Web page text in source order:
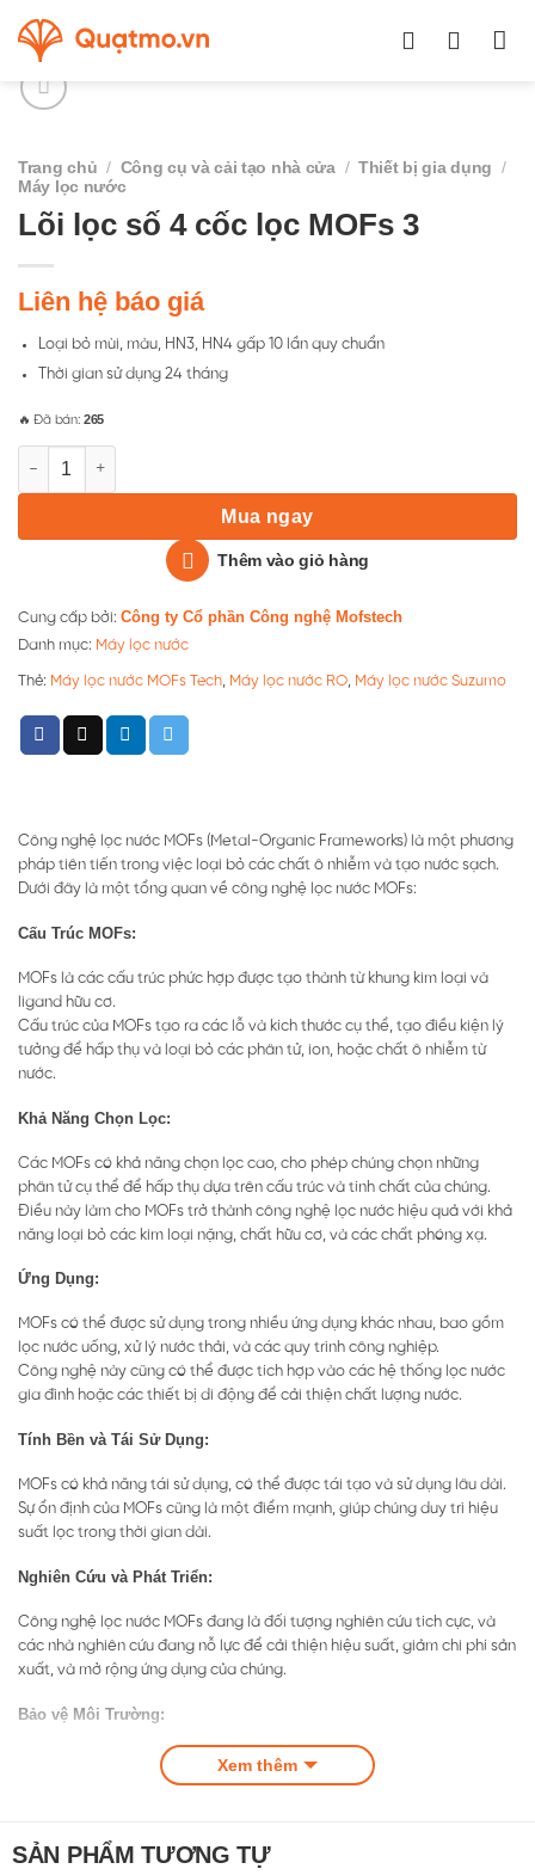
đến
dung
Trang chủ / Công cụ và cải tạo nhà cửa / Thiết bị gia dụng /
Máy lọc nước
Lõi lọc số 4 cốc lọc MOFs 3
Liên hệ báo giá
Loại bỏ mùi, màu, HN3, HN4 gấp 10 lần quy chuẩn
Thời gian sử dụng 24 tháng
🔥 Đã bán: 265
Lõi lọc số 4 cốc lọc MOFs 3 số lượng
Mua ngay
Thêm vào giỏ hàng
Cung cấp bởi: Công ty Cổ phần Công nghệ Mofstech
Danh mục: Máy lọc nước
Thẻ: Máy lọc nước MOFs Tech, Máy lọc nước RO, Máy lọc nước Suzumo
Công nghệ lọc nước MOFs (Metal-Organic Frameworks) là một phương
pháp tiên tiến trong việc loại bỏ các chất ô nhiễm và tạo nước sạch.
Dưới đây là một tổng quan về công nghệ lọc nước MOFs:
Cấu Trúc MOFs:
MOFs là các cấu trúc phức hợp được tạo thành từ khung kim loại và
ligand hữu cơ.
Cấu trúc của MOFs tạo ra các lỗ và kích thước cụ thể, tạo điều kiện lý
tưởng để hấp thụ và loại bỏ các phân tử, ion, hoặc chất ô nhiễm từ
nước.
Khả Năng Chọn Lọc:
Các MOFs có khả năng chọn lọc cao, cho phép chúng chọn những
phân tử cụ thể để hấp thụ dựa trên cấu trúc và tính chất của chúng.
Điều này làm cho MOFs trở thành công nghệ lọc nước hiệu quả với khả
năng loại bỏ các kim loại nặng, chất hữu cơ, và các chất phóng xạ.
Ứng Dụng:
MOFs có thể được sử dụng trong nhiều ứng dụng khác nhau, bao gồm
lọc nước uống, xử lý nước thải, và các quy trình công nghiệp.
Công nghệ này cũng có thể được tích hợp vào các hệ thống lọc nước
gia đình hoặc các thiết bị di động để cải thiện chất lượng nước.
Tính Bền và Tái Sử Dụng:
MOFs có khả năng tái sử dụng, có thể được tái tạo và sử dụng lâu dài.
Sự ổn định của MOFs cũng là một điểm mạnh, giúp chúng duy trì hiệu
suất lọc trong thời gian dài.
Nghiên Cứu và Phát Triển:
Công nghệ lọc nước MOFs đang là đối tượng nghiên cứu tích cực, và
các nhà nghiên cứu đang nỗ lực để cải thiện hiệu suất, giảm chi phí sản
xuất, và mở rộng ứng dụng của chúng.
Bảo vệ Môi Trường:
MOFs có thể đóng góp vào nỗ lực bảo vệ môi trường bằng cách giảm
lượng chất ô nhiễm trong nước, giảm thiểu sự sử dụng các chất hóa
Xem thêm
SẢN PHẨM TƯƠNG TỰ